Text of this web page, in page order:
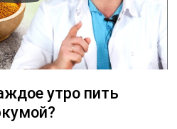
утро пить